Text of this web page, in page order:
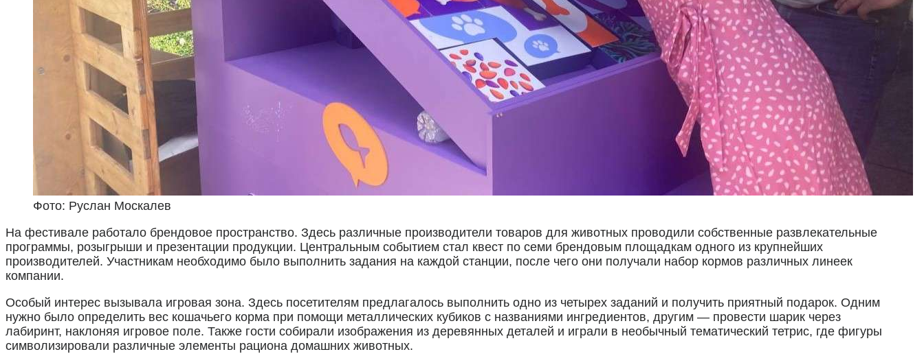
Фото: Руслан Москалев
На фестивале работало брендовое пространство. Здесь различные производители товаров для животных проводили собственные развлекательные
программы, розыгрыши и презентации продукции. Центральным событием стал квест по семи брендовым площадкам одного из крупнейших
производителей. Участникам необходимо было выполнить задания на каждой станции, после чего они получали набор кормов различных линеек
компании.
Особый интерес вызывала игровая зона. Здесь посетителям предлагалось выполнить одно из четырех заданий и получить приятный подарок. Одним
нужно было определить вес кошачьего корма при помощи металлических кубиков с названиями ингредиентов, другим — провести шарик через
лабиринт, наклоняя игровое поле. Также гости собирали изображения из деревянных деталей и играли в необычный тематический тетрис, где фигуры
символизировали различные элементы рациона домашних животных.